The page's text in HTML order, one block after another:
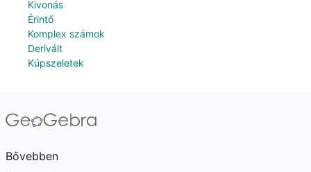
Kivonás
Érintő
Komplex számok
Derivált
Kúpszeletek
Bővebben